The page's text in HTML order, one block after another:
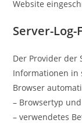
Website
Server-Log-
Der Provider der
Informationen in
Browser
– Browsertyp
– verwendetes